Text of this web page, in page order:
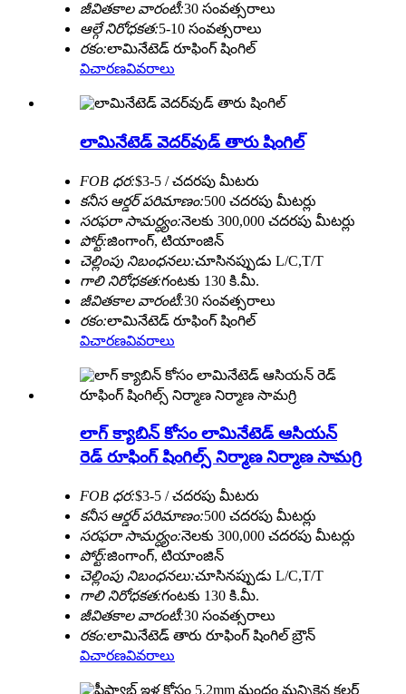
జీవితకాల వారంటీ:30 సంవత్సరాలు
ఆల్గే నిరోధకత:5-10 సంవత్సరాలు
రకం:లామినేటెడ్ రూఫింగ్ షింగిల్
విచారణవివరాలు
లామినేటెడ్ వెదర్‌వుడ్ తారు షింగిల్
FOB ధర:$3-5 / చదరపు మీటరు
కనీస ఆర్డర్ పరిమాణం:500 చదరపు మీటర్లు
సరఫరా సామర్ధ్యం:నెలకు 300,000 చదరపు మీటర్లు
పోర్ట్:జింగాంగ్, టియాంజిన్
చెల్లింపు నిబంధనలు:చూసినప్పుడు L/C,T/T
గాలి నిరోధకత:గంటకు 130 కి.మీ.
జీవితకాల వారంటీ:30 సంవత్సరాలు
రకం:లామినేటెడ్ రూఫింగ్ షింగిల్
విచారణవివరాలు
లాగ్ క్యాబిన్ కోసం లామినేటెడ్ ఆసియన్
రెడ్ రూఫింగ్ షింగిల్స్ నిర్మాణ నిర్మాణ సామగ్రి
FOB ధర:$3-5 / చదరపు మీటరు
కనీస ఆర్డర్ పరిమాణం:500 చదరపు మీటర్లు
సరఫరా సామర్ధ్యం:నెలకు 300,000 చదరపు మీటర్లు
పోర్ట్:జింగాంగ్, టియాంజిన్
చెల్లింపు నిబంధనలు:చూసినప్పుడు L/C,T/T
గాలి నిరోధకత:గంటకు 130 కి.మీ.
జీవితకాల వారంటీ:30 సంవత్సరాలు
రకం:లామినేటెడ్ తారు రూఫింగ్ షింగిల్ బ్రౌన్
విచారణవివరాలు